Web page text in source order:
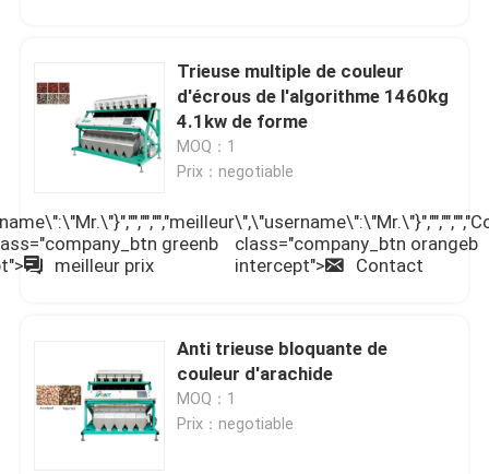
Trieuse multiple de couleur
d'écrous de l'algorithme 1460kg
4.1kw de forme
MOQ：1
Prix：negotiable
greenb
meilleur prix
class="company_btn orangeb
intercept">
Contact
Anti trieuse bloquante de
couleur d'arachide
MOQ：1
Prix：negotiable